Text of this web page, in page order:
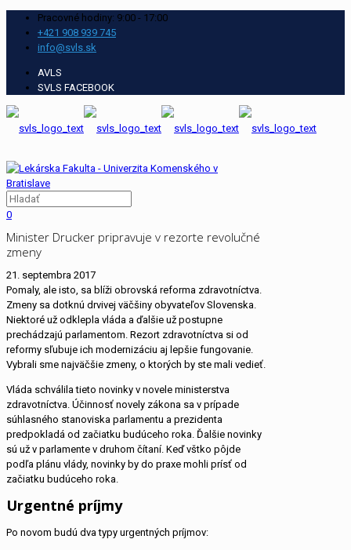
Pracovné hodiny: 9:00 - 17:00
+421 908 939 745
info@svls.sk
AVLS
SVLS FACEBOOK
0
Minister Drucker pripravuje v rezorte revolučné
zmeny
21. septembra 2017
Pomaly, ale isto, sa blíži obrovská reforma zdravotníctva.
Zmeny sa dotknú drvivej väčšiny obyvateľov Slovenska.
Niektoré už odklepla vláda a ďalšie už postupne
prechádzajú parlamentom. Rezort zdravotníctva si od
reformy sľubuje ich modernizáciu aj lepšie fungovanie.
Vybrali sme najväčšie zmeny, o ktorých by ste mali vedieť.
Vláda schválila tieto novinky v novele ministerstva
zdravotníctva. Účinnosť novely zákona sa v prípade
súhlasného stanoviska parlamentu a prezidenta
predpokladá od začiatku budúceho roka. Ďalšie novinky
sú už v parlamente v druhom čítaní. Keď vštko pôjde
podľa plánu vlády, novinky by do praxe mohli prísť od
začiatku budúceho roka.
Urgentné príjmy
Po novom budú dva typy urgentných príjmov: